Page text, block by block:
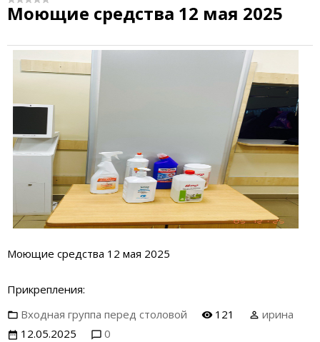
Моющие средства 12 мая 2025
Моющие средства 12 мая 2025
Прикрепления:
Входная группа перед столовой
121
ирина
12.05.2025
0